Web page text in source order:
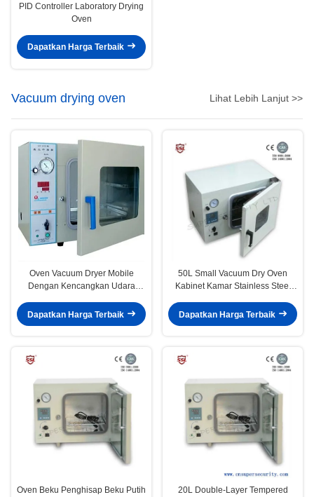
PID Controller Laboratory Drying
Oven
Dapatkan Harga Terbaik
Vacuum drying oven Lihat Lebih Lanjut >>
Oven Vacuum Dryer Mobile
Dengan Kencangkan Udara
Dapatkan Harga Terbaik
50L Small Vacuum Dry Oven
Kabinet Kamar Stainless Steel
Dapatkan Harga Terbaik
Oven Beku Penghisap Beku Putih
20L Double-Layer Tempered